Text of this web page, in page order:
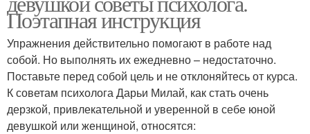
Поэтапная инструкция
Упражнения действительно помогают в работе над
собой. Но выполнять их ежедневно – недостаточно.
Поставьте перед собой цель и не отклоняйтесь от курса.
К советам психолога Дарьи Милай, как стать очень
дерзкой, привлекательной и уверенной в себе юной
девушкой или женщиной, относятся: